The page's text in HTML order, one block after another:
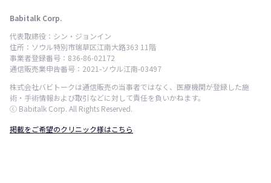
Babitalk Corp.
代表取締役：シン・ジョンイン
住所：ソウル特別市瑞草区江南大路363 11階
事業者登録番号：836-86-02172
通信販売業申告番号：2021-ソウル江南-03497
株式会社バビトークは通信販売の当事者ではなく、医療機関が登録した施
術・手術情報および取引などに対して責任を負いかねます。
ⓒ Babitalk Corp. All Rights Reserved.
掲載をご希望のクリニック様はこちら